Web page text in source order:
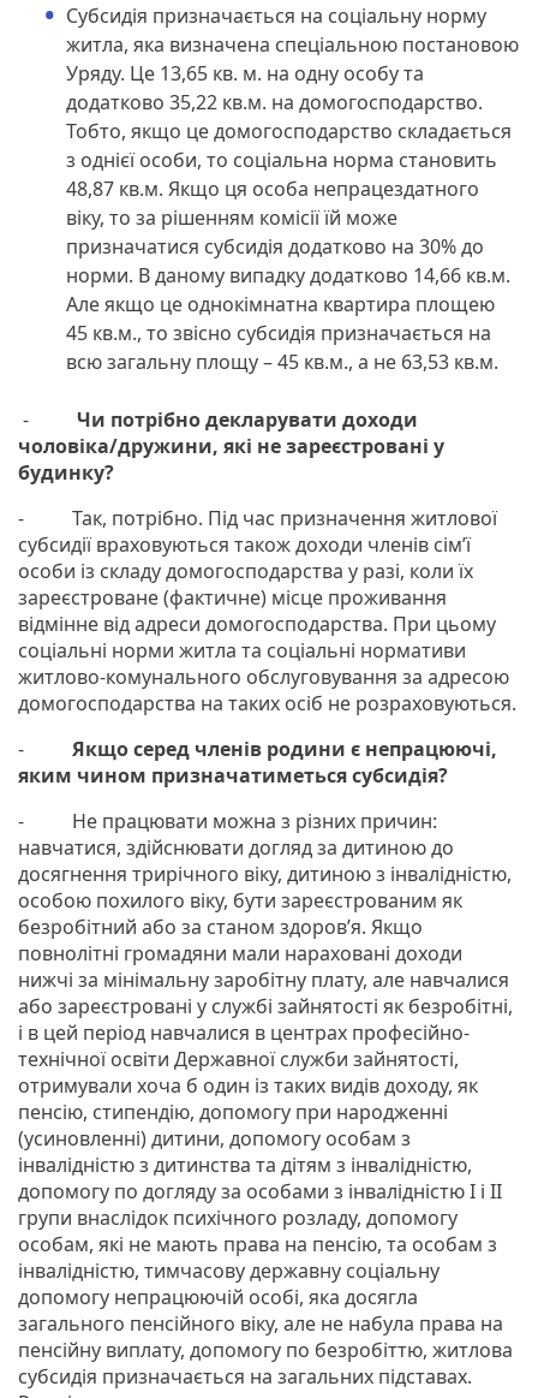
Субсидія призначається на соціальну норму
житла, яка визначена спеціальною постановою
Уряду. Це 13,65 кв. м. на одну особу та
додатково 35,22 кв.м. на домогосподарство.
Тобто, якщо це домогосподарство складається
з однієї особи, то соціальна норма становить
48,87 кв.м. Якщо ця особа непрацездатного
віку, то за рішенням комісії їй може
призначатися субсидія додатково на 30% до
норми. В даному випадку додатково 14,66 кв.м.
Але якщо це однокімнатна квартира площею
45 кв.м., то звісно субсидія призначається на
всю загальну площу – 45 кв.м., а не 63,53 кв.м.
- Чи потрібно декларувати доходи
чоловіка/дружини, які не зареєстровані у
будинку?
- Так, потрібно. Під час призначення житлової
субсидії враховуються також доходи членів сім’ї
особи із складу домогосподарства у разі, коли їх
зареєстроване (фактичне) місце проживання
відмінне від адреси домогосподарства. При цьому
соціальні норми житла та соціальні нормативи
житлово-комунального обслуговування за адресою
домогосподарства на таких осіб не розраховуються.
- Якщо серед членів родини є непрацюючі,
яким чином призначатиметься субсидія?
- Не працювати можна з різних причин:
навчатися, здійснювати догляд за дитиною до
досягнення трирічного віку, дитиною з інвалідністю,
особою похилого віку, бути зареєстрованим як
безробітний або за станом здоров’я. Якщо
повнолітні громадяни мали нараховані доходи
нижчі за мінімальну заробітну плату, але навчалися
або зареєстровані у службі зайнятості як безробітні,
і в цей період навчалися в центрах професійно-
технічної освіти Державної служби зайнятості,
отримували хоча б один із таких видів доходу, як
пенсію, стипендію, допомогу при народженні
(усиновленні) дитини, допомогу особам з
інвалідністю з дитинства та дітям з інвалідністю,
допомогу по догляду за особами з інвалідністю I і II
групи внаслідок психічного розладу, допомогу
особам, які не мають права на пенсію, та особам з
інвалідністю, тимчасову державну соціальну
допомогу непрацюючій особі, яка досягла
загального пенсійного віку, але не набула права на
пенсійну виплату, допомогу по безробіттю, житлова
субсидія призначається на загальних підставах.